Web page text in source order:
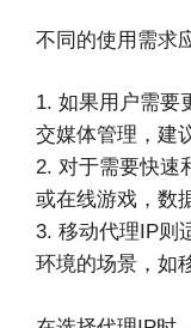
不同的使用需求
1. 如果用户需要
交媒体管理，建
2. 对于需要快速
或在线游戏，数
3. 移动代理IP则
环境的场景，如